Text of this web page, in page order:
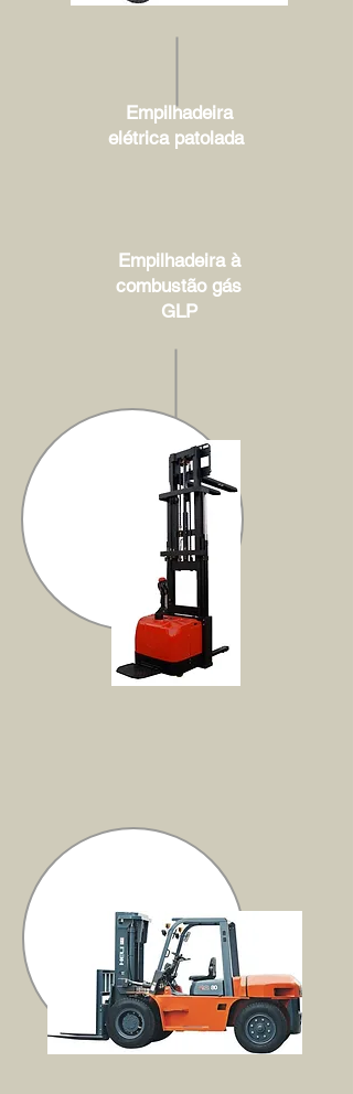
Empilhadeira
elétrica patolada
Empilhadeira à
combustão gás
GLP